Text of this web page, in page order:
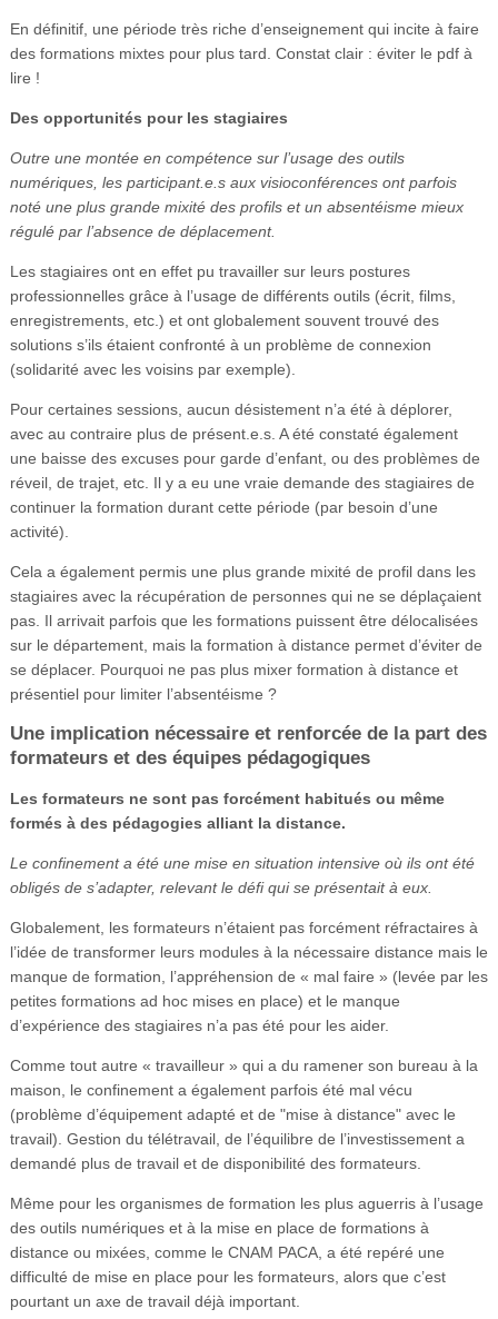
En définitif, une période très riche d’enseignement qui incite à faire
des formations mixtes pour plus tard. Constat clair : éviter le pdf à
lire !
Des opportunités pour les stagiaires
Outre une montée en compétence sur l’usage des outils
numériques, les participant.e.s aux visioconférences ont parfois
noté une plus grande mixité des profils et un absentéisme mieux
régulé par l’absence de déplacement.
Les stagiaires ont en effet pu travailler sur leurs postures
professionnelles grâce à l’usage de différents outils (écrit, films,
enregistrements, etc.) et ont globalement souvent trouvé des
solutions s’ils étaient confronté à un problème de connexion
(solidarité avec les voisins par exemple).
Pour certaines sessions, aucun désistement n’a été à déplorer,
avec au contraire plus de présent.e.s. A été constaté également
une baisse des excuses pour garde d’enfant, ou des problèmes de
réveil, de trajet, etc. Il y a eu une vraie demande des stagiaires de
continuer la formation durant cette période (par besoin d’une
activité).
Cela a également permis une plus grande mixité de profil dans les
stagiaires avec la récupération de personnes qui ne se déplaçaient
pas. Il arrivait parfois que les formations puissent être délocalisées
sur le département, mais la formation à distance permet d’éviter de
se déplacer. Pourquoi ne pas plus mixer formation à distance et
présentiel pour limiter l’absentéisme ?
Une implication nécessaire et renforcée de la part des
formateurs et des équipes pédagogiques
Les formateurs ne sont pas forcément habitués ou même
formés à des pédagogies alliant la distance.
Le confinement a été une mise en situation intensive où ils ont été
obligés de s’adapter, relevant le défi qui se présentait à eux.
Globalement, les formateurs n’étaient pas forcément réfractaires à
l’idée de transformer leurs modules à la nécessaire distance mais le
manque de formation, l’appréhension de « mal faire » (levée par les
petites formations ad hoc mises en place) et le manque
d’expérience des stagiaires n’a pas été pour les aider.
Comme tout autre « travailleur » qui a du ramener son bureau à la
maison, le confinement a également parfois été mal vécu
(problème d’équipement adapté et de "mise à distance" avec le
travail). Gestion du télétravail, de l’équilibre de l’investissement a
demandé plus de travail et de disponibilité des formateurs.
Même pour les organismes de formation les plus aguerris à l’usage
des outils numériques et à la mise en place de formations à
distance ou mixées, comme le CNAM PACA, a été repéré une
difficulté de mise en place pour les formateurs, alors que c’est
pourtant un axe de travail déjà important.